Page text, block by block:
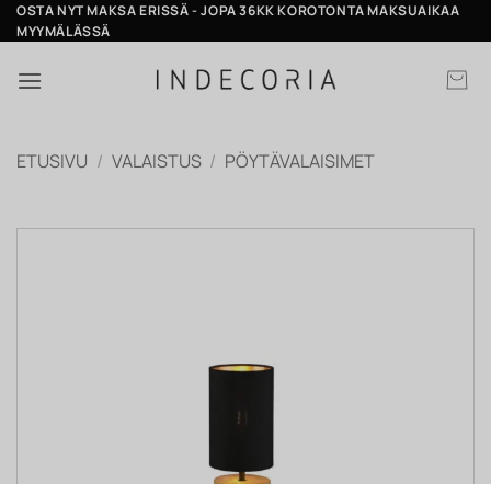
Skip
to
OSTA NYT MAKSA ERISSÄ - JOPA 36KK KOROTONTA MAKSUAIKAA
MYYMÄLÄSSÄ
ETUSIVU / VALAISTUS / PÖYTÄVALAISIMET